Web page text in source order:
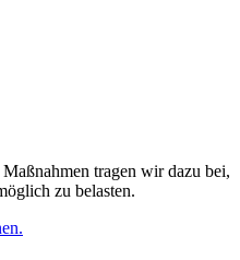
tragen wir dazu bei,
zu belasten.